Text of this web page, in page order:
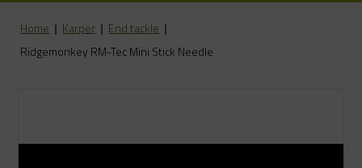
Home | Karper | End tackle |
Ridgemonkey RM-Tec Mini Stick Needle